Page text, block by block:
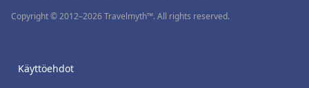
Copyright © 2012–2026 Travelmyth™. All rights reserved.
Käyttöehdot